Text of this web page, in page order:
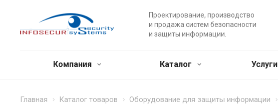
Проектирование, производство
и продажа систем безопасности
и защиты информации.
Компания Каталог Услуги
Главная Каталог товаров Оборудование для защиты информации